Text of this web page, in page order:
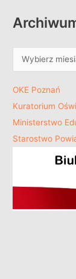
OKE Poznań
Kuratorium
Ministerstwo
Starostwo